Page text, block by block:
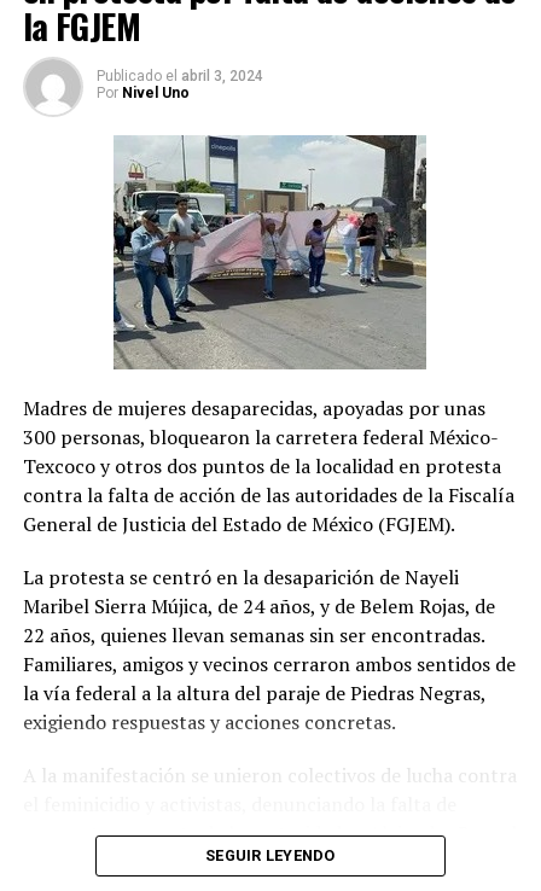
a cabo diligencias.
la FGJEM
Publicado el abril 3, 2024
Por Nivel Uno
Madres de mujeres desaparecidas, apoyadas por unas
300 personas, bloquearon la carretera federal México-
Texcoco y otros dos puntos de la localidad en protesta
contra la falta de acción de las autoridades de la Fiscalía
General de Justicia del Estado de México (FGJEM).
La protesta se centró en la desaparición de Nayeli
Maribel Sierra Mújica, de 24 años, y de Belem Rojas, de
22 años, quienes llevan semanas sin ser encontradas.
Familiares, amigos y vecinos cerraron ambos sentidos de
la vía federal a la altura del paraje de Piedras Negras,
exigiendo respuestas y acciones concretas.
A la manifestación se unieron colectivos de lucha contra
respuesta por parte de las autoridades. Alejandra Raquel
Mujica Martínez, madre de Nayeli Maribel, expresó su
SEGUIR LEYENDO